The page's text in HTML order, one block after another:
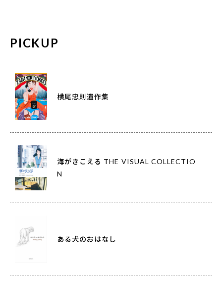
PICKUP
横尾忠則遺作集
海がきこえる THE VISUAL COLLECTIO
N
ある犬のおはなし